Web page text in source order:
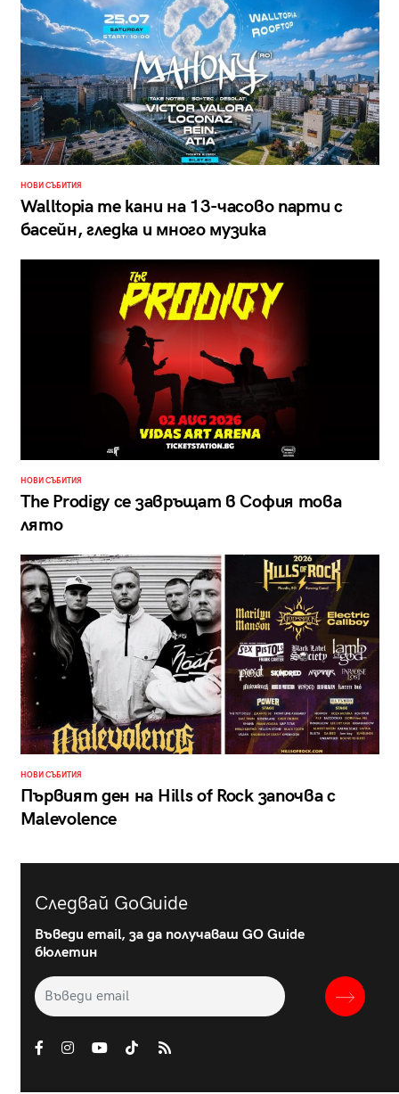
НОВИ СЪБИТИЯ
Walltopia те кани на 13-часово парти с
басейн, гледка и много музика
НОВИ СЪБИТИЯ
The Prodigy се завръщат в София това
лято
НОВИ СЪБИТИЯ
Първият ден на Hills of Rock започва с
Malevolence
Следвай GoGuide
Въведи email, за да получаваш GO Guide
бюлетин